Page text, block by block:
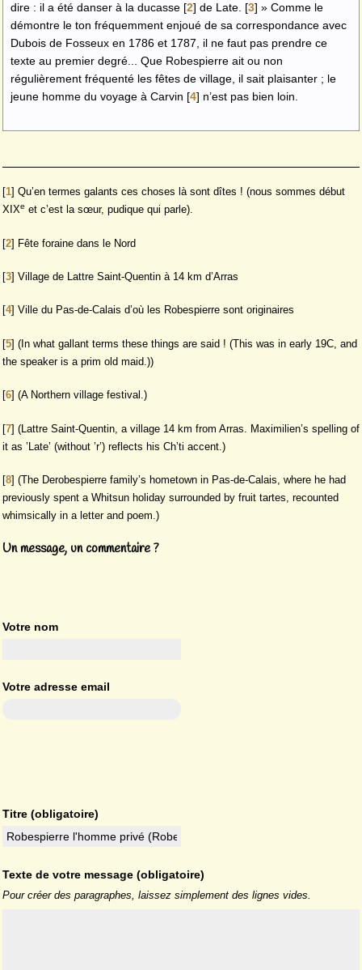
dire : il a été danser à la ducasse[2] de Late. [3] » Comme le
démontre le ton fréquemment enjoué de sa correspondance avec
Dubois de Fosseux en 1786 et 1787, il ne faut pas prendre ce
texte au premier degré... Que Robespierre ait ou non
régulièrement fréquenté les fêtes de village, il sait plaisanter ; le
jeune homme du voyage à Carvin [4] n’est pas bien loin.
[1] Qu’en termes galants ces choses là sont dîtes ! (nous sommes début
XIXe et c’est la sœur, pudique qui parle).
[2] Fête foraine dans le Nord
[3] Village de Lattre Saint-Quentin à 14 km d’Arras
[4] Ville du Pas-de-Calais d’où les Robespierre sont originaires
[5] (In what gallant terms these things are said ! (This was in early 19C, and
the speaker is a prim old maid.))
[6] (A Northern village festival.)
[7] (Lattre Saint-Quentin, a village 14 km from Arras. Maximilien’s spelling of
it as ’Late’ (without ’r’) reflects his Ch’ti accent.)
[8] (The Derobespierre family’s hometown in Pas-de-Calais, where he had
previously spent a Whitsun holiday surrounded by fruit tartes, recounted
whimsically in a letter and poem.)
Un message, un commentaire ?
Votre nom
Votre adresse email
Titre (obligatoire)
Texte de votre message (obligatoire)
Pour créer des paragraphes, laissez simplement des lignes vides.